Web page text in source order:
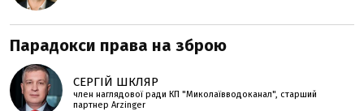
Парадокси права на зброю
СЕРГІЙ ШКЛЯР
член наглядової ради КП "Миколаївводоканал", старший
партнер Arzinger